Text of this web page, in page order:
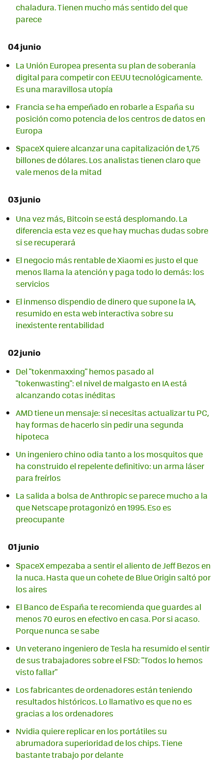
chaladura. Tienen mucho más sentido del que
parece
04 junio
La Unión Europea presenta su plan de soberanía
digital para competir con EEUU tecnológicamente.
Es una maravillosa utopía
Francia se ha empeñado en robarle a España su
posición como potencia de los centros de datos en
Europa
SpaceX quiere alcanzar una capitalización de 1,75
billones de dólares. Los analistas tienen claro que
vale menos de la mitad
03 junio
Una vez más, Bitcoin se está desplomando. La
diferencia esta vez es que hay muchas dudas sobre
si se recuperará
El negocio más rentable de Xiaomi es justo el que
menos llama la atención y paga todo lo demás: los
servicios
El inmenso dispendio de dinero que supone la IA,
resumido en esta web interactiva sobre su
inexistente rentabilidad
02 junio
Del "tokenmaxxing" hemos pasado al
"tokenwasting": el nivel de malgasto en IA está
alcanzando cotas inéditas
AMD tiene un mensaje: si necesitas actualizar tu PC,
hay formas de hacerlo sin pedir una segunda
hipoteca
Un ingeniero chino odia tanto a los mosquitos que
ha construido el repelente definitivo: un arma láser
para freírlos
La salida a bolsa de Anthropic se parece mucho a la
que Netscape protagonizó en 1995. Eso es
preocupante
01 junio
SpaceX empezaba a sentir el aliento de Jeff Bezos en
la nuca. Hasta que un cohete de Blue Origin saltó por
los aires
El Banco de España te recomienda que guardes al
menos 70 euros en efectivo en casa. Por si acaso.
Porque nunca se sabe
Un veterano ingeniero de Tesla ha resumido el sentir
de sus trabajadores sobre el FSD: "Todos lo hemos
visto fallar"
Los fabricantes de ordenadores están teniendo
resultados históricos. Lo llamativo es que no es
gracias a los ordenadores
Nvidia quiere replicar en los portátiles su
abrumadora superioridad de los chips. Tiene
bastante trabajo por delante